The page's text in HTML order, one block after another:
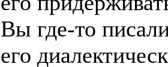
Вы где-то
его